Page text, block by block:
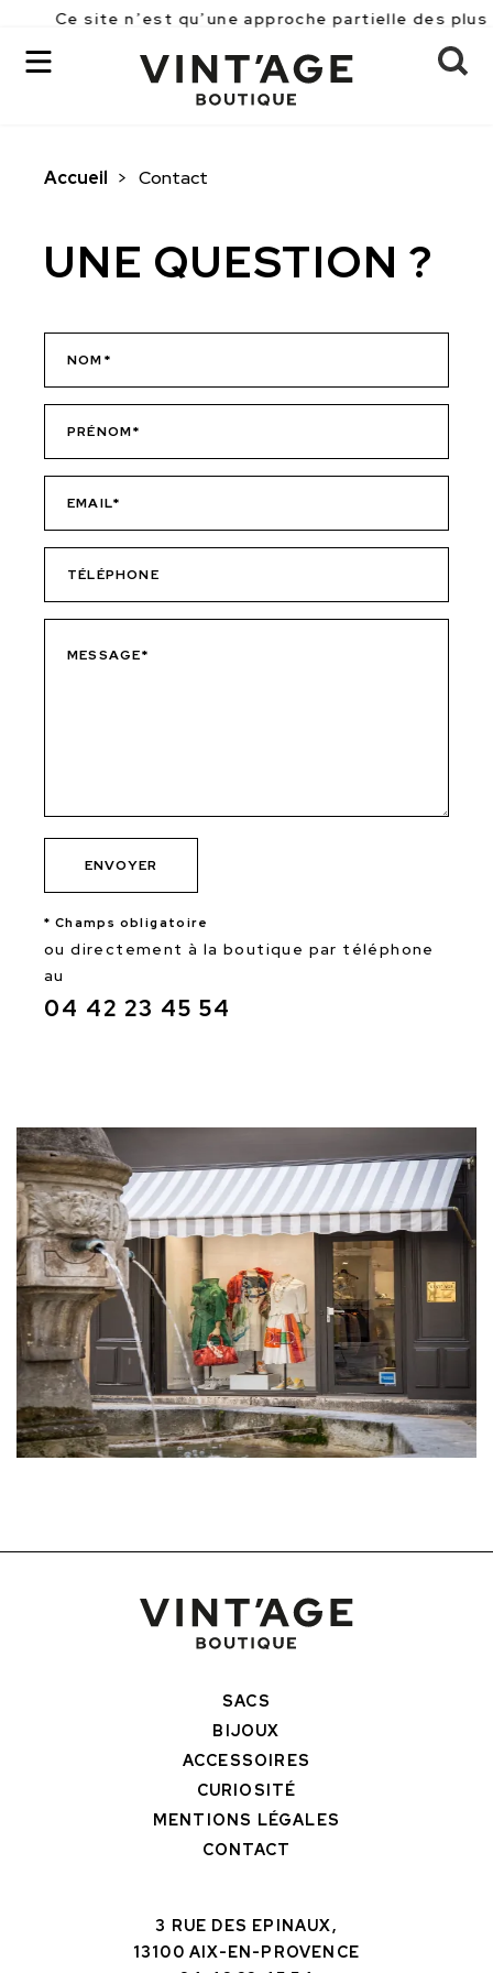
Ce site n’est qu’une approche partielle des
Accueil > Contact
UNE QUESTION ?
* Champs obligatoire
ou directement à la boutique par téléphone
au
04 42 23 45 54
SACS
BIJOUX
ACCESSOIRES
CURIOSITÉ
MENTIONS LÉGALES
CONTACT
3 RUE DES EPINAUX,
13100 AIX-EN-PROVENCE